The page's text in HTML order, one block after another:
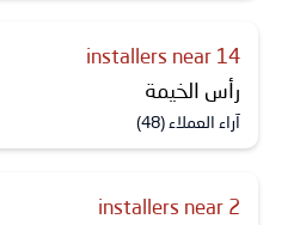
14 installers near
رأس الخيمة
آراء العملاء (48)
2 installers near